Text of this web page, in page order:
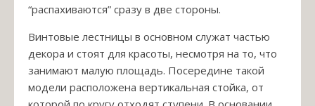
“распахиваются” сразу в две стороны.
Винтовые лестницы в основном служат частью
декора и стоят для красоты, несмотря на то, что
занимают малую площадь. Посередине такой
модели расположена вертикальная стойка, от